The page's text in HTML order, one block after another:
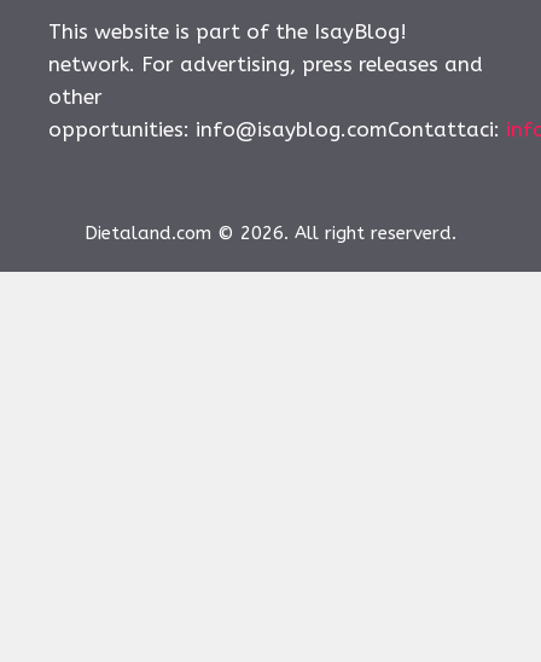
This website is part of the IsayBlog!
network. For advertising, press releases and
other
opportunities: info@isayblog.comContattaci:
Dietaland.com © 2026. All right reserverd.